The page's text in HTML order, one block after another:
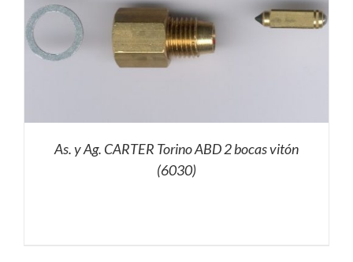
As. y Ag. CARTER Torino ABD 2 bocas vitón
(6030)